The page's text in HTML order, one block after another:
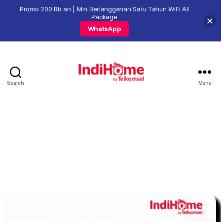
Search Menu
Promo 200 Rb an | Min Berlangganan Satu Tahun WiFi All
Package
WhatsApp